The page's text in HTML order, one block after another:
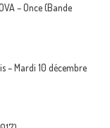
– Once (Bande
– Mardi 10 décembre